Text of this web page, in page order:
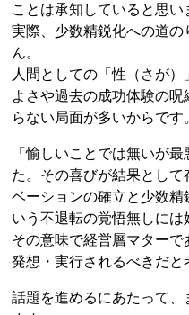
ことは承知していると思い
実際、少数精鋭化への道
ん。
人間としての「性（さが
よさや過去の成功体験の
らない局面が多いからです
「愉しいことでは無いが
た。その喜びが結果とし
ベーションの確立と少数
いう不退転の覚悟無しには
その意味で経営層マター
発想・実行されるべきだと
話題を進めるにあたって